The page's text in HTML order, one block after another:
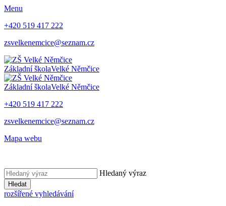
Menu
+420 519 417 222
zsvelkenemcice@seznam.cz
Základní školaVelké Němčice
Základní školaVelké Němčice
+420 519 417 222
zsvelkenemcice@seznam.cz
Mapa webu
Hledaný výraz
Hledat
rozšířené vyhledávání